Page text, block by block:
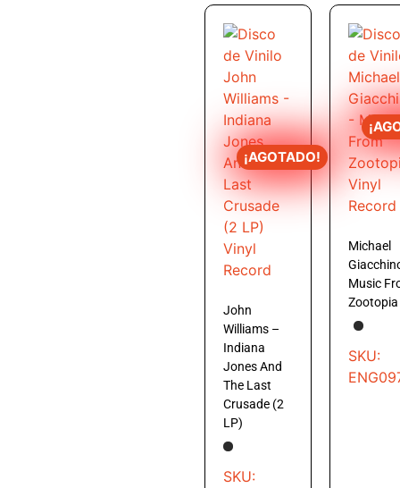
¡AGOTADO!
John
Williams –
Indiana
Jones And
The Last
Crusade (2
LP)
SKU:
Michael
Music
Zootopia
SKU: